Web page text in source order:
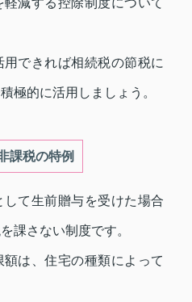
減する控除制度について
できれば相続税の節税に
極的に活用しましょう。
課税の特例
て生前贈与を受けた場合
課さない制度です。
は、住宅の種類によって